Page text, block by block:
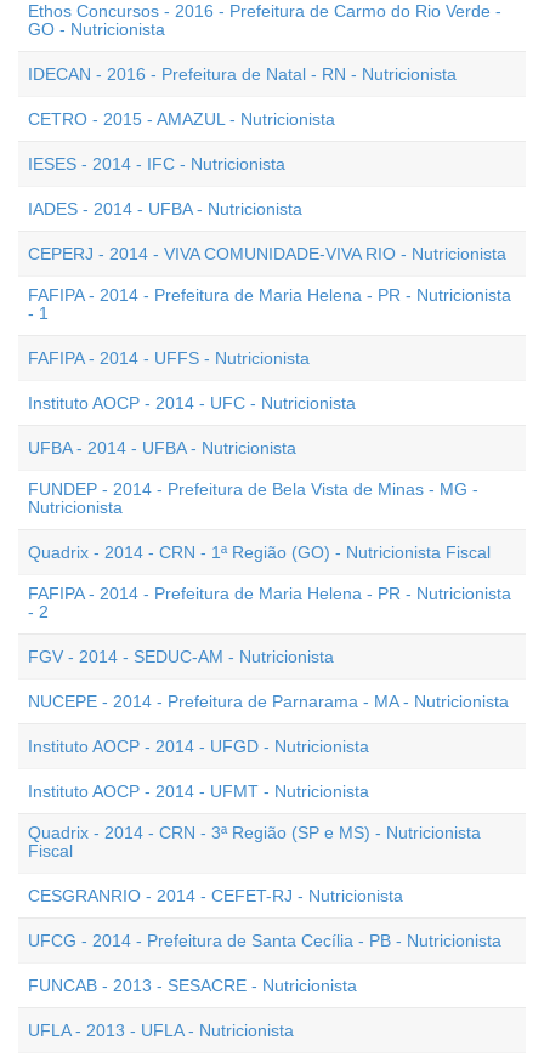
Ethos Concursos - 2016 - Prefeitura de Carmo do Rio Verde -
GO - Nutricionista
IDECAN - 2016 - Prefeitura de Natal - RN - Nutricionista
CETRO - 2015 - AMAZUL - Nutricionista
IESES - 2014 - IFC - Nutricionista
IADES - 2014 - UFBA - Nutricionista
CEPERJ - 2014 - VIVA COMUNIDADE-VIVA RIO - Nutricionista
FAFIPA - 2014 - Prefeitura de Maria Helena - PR - Nutricionista
- 1
FAFIPA - 2014 - UFFS - Nutricionista
Instituto AOCP - 2014 - UFC - Nutricionista
UFBA - 2014 - UFBA - Nutricionista
FUNDEP - 2014 - Prefeitura de Bela Vista de Minas - MG -
Nutricionista
Quadrix - 2014 - CRN - 1ª Região (GO) - Nutricionista Fiscal
FAFIPA - 2014 - Prefeitura de Maria Helena - PR - Nutricionista
- 2
FGV - 2014 - SEDUC-AM - Nutricionista
NUCEPE - 2014 - Prefeitura de Parnarama - MA - Nutricionista
Instituto AOCP - 2014 - UFGD - Nutricionista
Instituto AOCP - 2014 - UFMT - Nutricionista
Quadrix - 2014 - CRN - 3ª Região (SP e MS) - Nutricionista
Fiscal
CESGRANRIO - 2014 - CEFET-RJ - Nutricionista
UFCG - 2014 - Prefeitura de Santa Cecília - PB - Nutricionista
FUNCAB - 2013 - SESACRE - Nutricionista
UFLA - 2013 - UFLA - Nutricionista